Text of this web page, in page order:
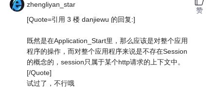
zhengliyan_star
[Quote=引用 3 楼 danjiewu 的回复:]
既然是在Application_Start里，那么应该是对整个应用
程序的操作，而对整个应用程序来说是不存在Session
的概念的，session只属于某个http请求的上下文中。
[/Quote]
试过了，不行哦
赞